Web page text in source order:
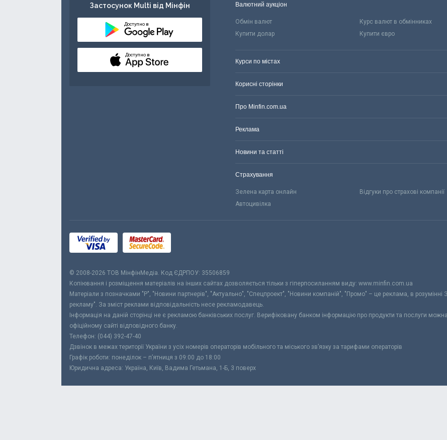
Застосунок Multi від Мінфін
Доступно в
Доступно в
Валютний аукціон
Обмін валют Курс валют в обмінниках
Купити долар
Купити євро
Курси по містах
Корисні сторінки
Про Minfin.com.ua
Реклама
Новини та статті
Страхування
Зелена карта онлайн Відгуки про страхові компанії
Автоцивілка
© 2008-2026 ТОВ МiнфiнМедiа. Код ЄДРПОУ: 35506859
Копіювання і розміщення матеріалів на інших сайтах дозволяється тільки з гіперпосиланням виду: www.minfin.com.ua
Матеріали з позначками "Р", "Новини партнерів", "Актуально", "Спецпроект", "Новини компаній", "Промо" – це реклама, в розумінні
рекламу". За зміст реклами відповідальність несе рекламодавець.
Інформація на даній сторінці не є рекламою банківських послуг. Верифіковану банком інформацію про продукти та послуги
офіційному сайті відповідного банку.
Телефон: (044) 392-47-40
Дзвінок в межах території України з усіх номерів операторів мобільного та міського зв’язку за тарифами операторів
Графік роботи: понеділок – п’ятниця з 09:00 до 18:00
Юридична адреса: Україна, Київ, Вадима Гетьмана, 1-Б, 3 поверх